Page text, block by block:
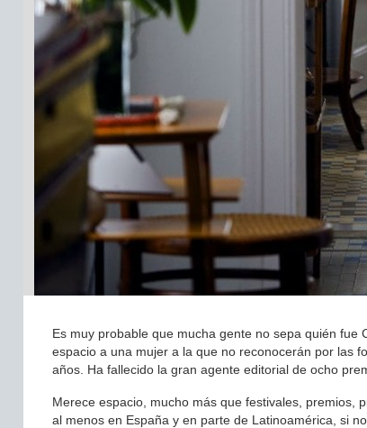
Es muy probable que mucha gente no sepa quién
espacio a una mujer a la que no reconocerán por las
años. Ha fallecido la gran agente editorial de ocho
Merece espacio, mucho más que festivales, premios,
al menos en España y en parte de Latinoamérica, si